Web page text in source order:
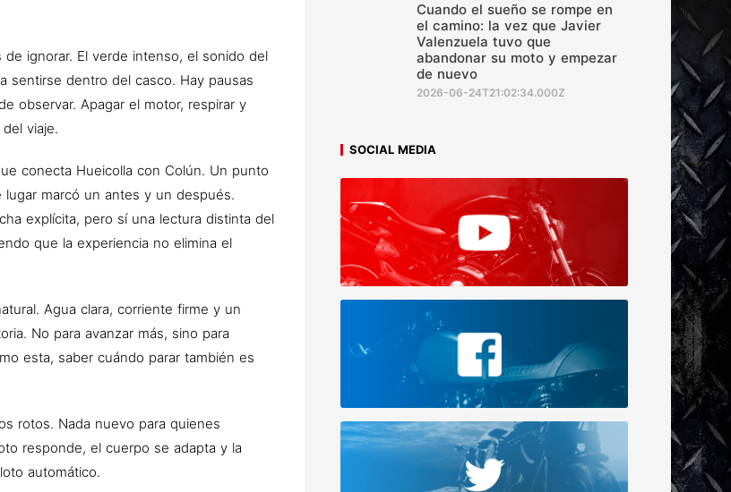
ignorar. El verde intenso, el sonido del
sentirse dentro del casco. Hay pausas
observar. Apagar el motor, respirar y
viaje.
conecta Hueicolla con Colún. Un punto
marcó un antes y un después.
explícita, pero sí una lectura distinta del
que la experiencia no elimina el
Agua clara, corriente firme y un
No para avanzar más, sino para
esta, saber cuándo parar también es
rotos. Nada nuevo para quienes
responde, el cuerpo se adapta y la
automático.
Cuando el sueño se rompe en
el camino: la vez que Javier
Valenzuela tuvo que
abandonar su moto y empezar
de nuevo
2026-06-24T21:02:34.000Z
SOCIAL MEDIA